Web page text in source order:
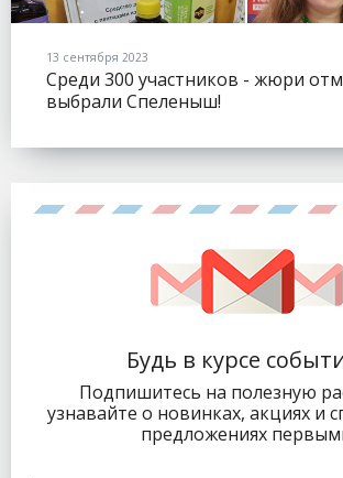
13 сентября 2023
Среди 300 участников - жюри
выбрали Спеленыш!
Будь в курсе
Подпишитесь на полезную
узнавайте о новинках, акциях и
предложениях